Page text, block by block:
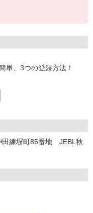
単、3つの登録方法！
たにピッタリのお仕事を
っかりチェック！
田練塀町85番地 JEBL秋